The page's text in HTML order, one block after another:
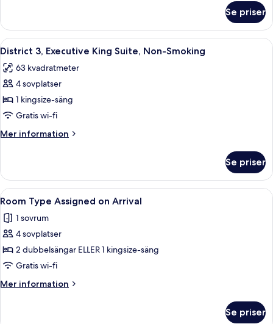
-
utsikt
mot
poolen
(District
3)
rum
icke-
utsikt
poolen
(District
Se priser
Öppna
alla
foton
för
District
3,
Executive
King
Non-
Smoking
Ett hotellrum med en stor säng, ett
6
District 3, Executive King Suite, Non-Smoking
63 kvadratmeter
4 sovplatser
1 kingsize-säng
Gratis wi-fi
Mer information
Mer
3,
Executive
King
Non-
Smoking
Se priser
Öppna
alla
foton
för
Room
Type
Assigned
on
Ett hotell med flera våningar, ett
6
Room Type Assigned on Arrival
1 sovrum
4 sovplatser
2 dubbelsängar ELLER 1 kingsize-säng
Gratis wi-fi
Mer information
Mer
Se priser